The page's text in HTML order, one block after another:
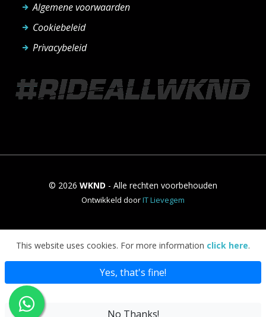
Algemene voorwaarden
Cookiebeleid
Privacybeleid
© 2026 WKND - Alle rechten voorbehouden
Ontwikkeld doorIT Lievegem
This website uses cookies. For more information click here.
Yes, that's fine!
No Thanks!